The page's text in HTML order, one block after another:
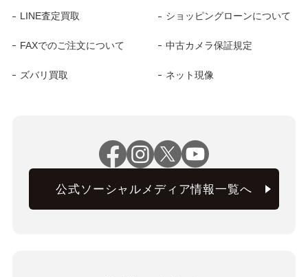
LINE査定買取 ショッピングローンについて
FAXでのご注文について 中古カメラ保証規定
ズバリ買取 ネット現像
公式ソーシャルメディア情報一覧へ